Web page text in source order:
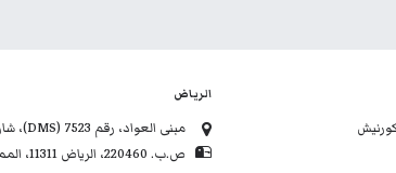
الرياض
مبنى العواد، رقم 7523 (DMS)، شارع سعيد بن زيد، قرطبة
ص.ب. 220460، الرياض 11311، المملكة العربية السعودية